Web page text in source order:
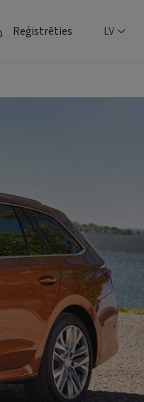
Reģistrēties LV